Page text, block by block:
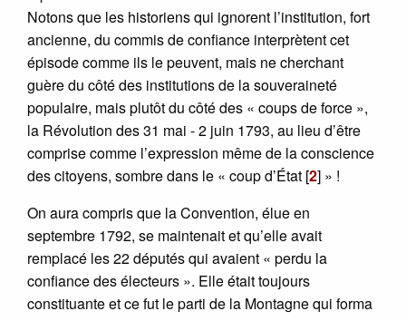
Notons que les historiens qui ignorent l’institution, fort
ancienne, du commis de confiance interprètent cet
épisode comme ils le peuvent, mais ne cherchant
guère du côté des institutions de la souveraineté
populaire, mais plutôt du côté des « coups de force »,
la Révolution des 31 mai - 2 juin 1793, au lieu d’être
comprise comme l’expression même de la conscience
des citoyens, sombre dans le « coup d’État [2] » !
On aura compris que la Convention, élue en
septembre 1792, se maintenait et qu’elle avait
remplacé les 22 députés qui avaient « perdu la
confiance des électeurs ». Elle était toujours
constituante et ce fut le parti de la Montagne qui forma